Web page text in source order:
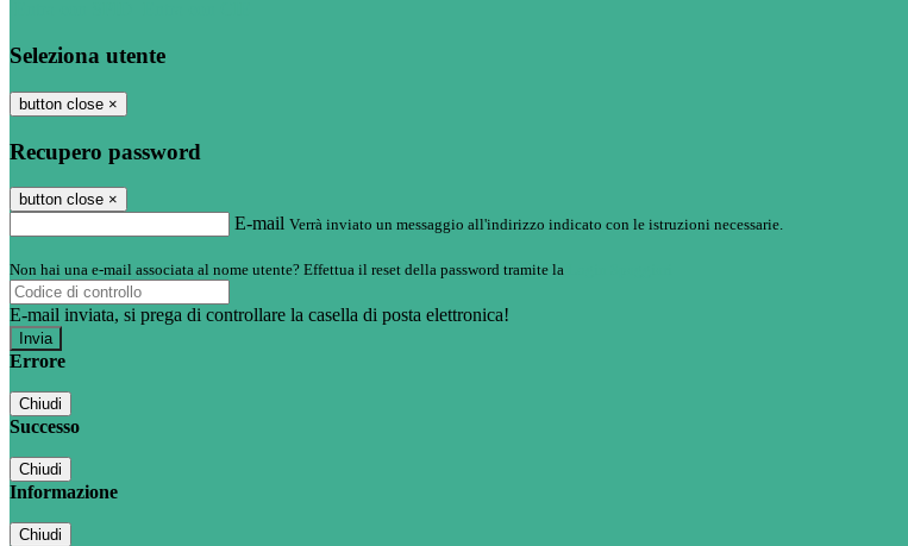
Seleziona utente
button close ×
Recupero password
button close ×
E-mail Verrà inviato un messaggio all'indirizzo indicato con le istruzioni necessarie.
Non hai una e-mail associata al nome utente? Effettua il reset della password tramite la
E-mail inviata, si prega di controllare la casella di posta elettronica!
Errore
Chiudi
Successo
Chiudi
Informazione
Chiudi